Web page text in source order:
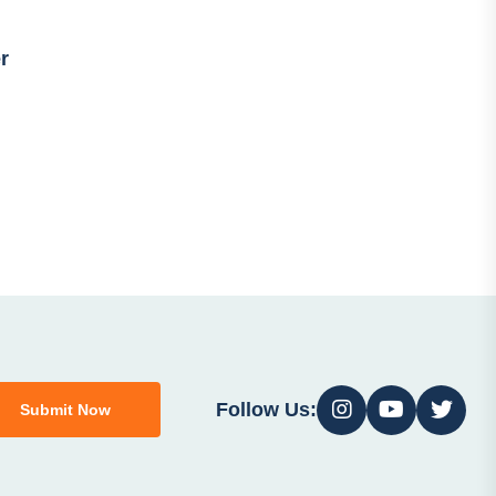
Submit Now Follow Us: